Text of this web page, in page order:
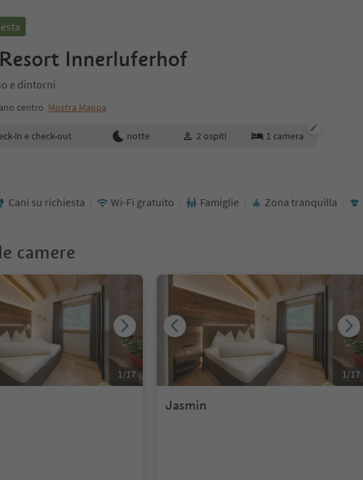
Innerluferhof
e dintorni
centro Mostra Mappa
della prenotazione
in e check-out notte 2 ospiti 1 camera
Cani su richiesta Wi-Fi gratuito Famiglie Zona tranquilla
camere
1/17
Jasmin
1/17